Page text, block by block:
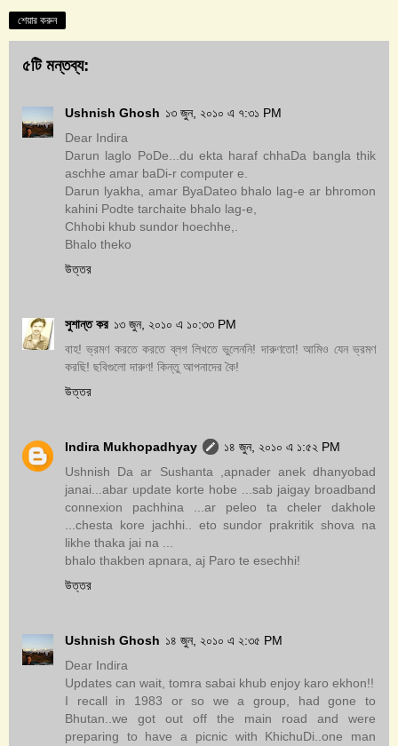
শেয়ার করুন
৫টি মন্তব্য:
Ushnish Ghosh ১৩ জুন, ২০১০ এ ৭:৩১ PM
Dear Indira
Darun laglo PoDe...du ekta haraf chhaDa bangla thik
aschhe amar baDi-r computer e.
Darun lyakha, amar ByaDateo bhalo lag-e ar bhromon
kahini Podte tarchaite bhalo lag-e,
Chhobi khub sundor hoechhe,.
Bhalo theko
উত্তর
সুশান্ত কর ১৩ জুন, ২০১০ এ ১০:৩৩ PM
বাহ! ভ্রমণ করতে করতে ব্লগ লিখতে ভুলেননি! দারুণতো! আমিও যেন ভ্রমণ
করছি! ছবিগুলো দারুণ! কিন্তু আপনাদের কৈ!
উত্তর
Indira Mukhopadhyay
১৪ জুন, ২০১০ এ ১:৫২ PM
Ushnish Da ar Sushanta ,apnader anek dhanyobad
janai...abar update korte hobe ...sab jaigay broadband
connexion pachhina ...ar peleo ta cheler dakhole
...chesta kore jachhi.. eto sundor prakritik shova na
likhe thaka jai na ...
bhalo thakben apnara, aj Paro te esechhi!
উত্তর
Ushnish Ghosh ১৪ জুন, ২০১০ এ ২:৩৫ PM
Dear Indira
Updates can wait, tomra sabai khub enjoy karo ekhon!!
I recall in 1983 or so we a group, had gone to
Bhutan..we got out off the main road and were
preparing to have a picnic with KhichuDi..one man